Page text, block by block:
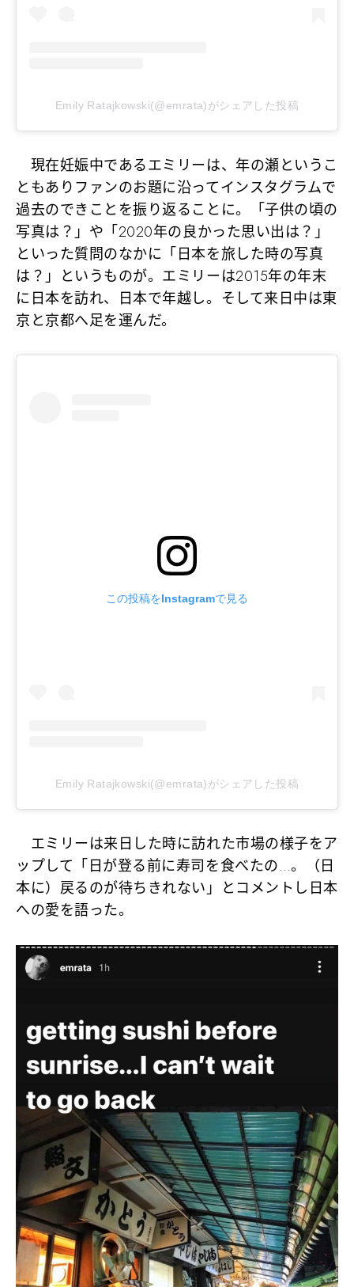
Emily Ratajkowski(@emrata)がシェアした投稿
現在妊娠中であるエミリーは、年の瀬というこ
ともありファンのお題に沿ってインスタグラムで
過去のできことを振り返ることに。「子供の頃の
写真は？」や「2020年の良かった思い出は？」
といった質問のなかに「日本を旅した時の写真
は？」というものが。エミリーは2015年の年末
に日本を訪れ、日本で年越し。そして来日中は東
京と京都へ足を運んだ。
この投稿をInstagramで見る
Emily Ratajkowski(@emrata)がシェアした投稿
エミリーは来日した時に訪れた市場の様子をア
ップして「日が登る前に寿司を食べたの…。（日
本に）戻るのが待ちきれない」とコメントし日本
への愛を語った。